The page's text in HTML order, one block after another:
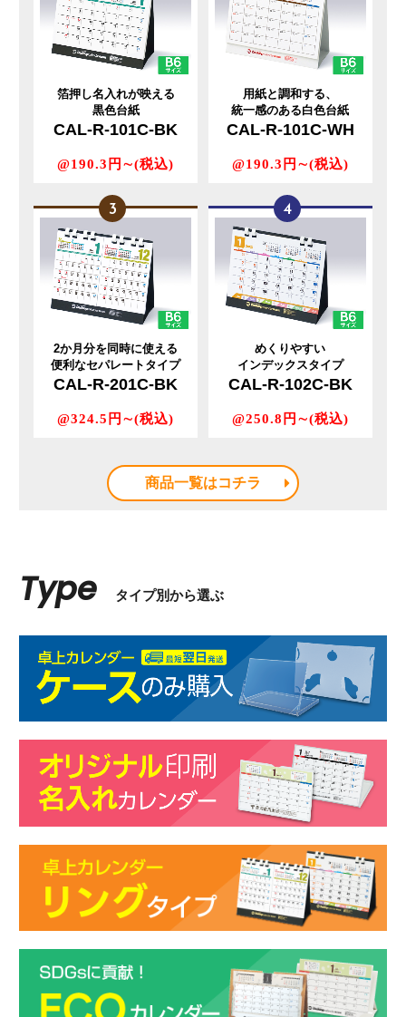
箔押し名入れが映える
黒色台紙
CAL-R-101C-BK
@190.3円∼(税込)
用紙と調和する、
統一感のある白色台紙
CAL-R-101C-WH
@190.3円∼(税込)
2か月分を同時に使える
便利なセパレートタイプ
CAL-R-201C-BK
@324.5円∼(税込)
めくりやすい
インデックスタイプ
CAL-R-102C-BK
@250.8円∼(税込)
商品一覧はコチラ
Type タイプ別から選ぶ